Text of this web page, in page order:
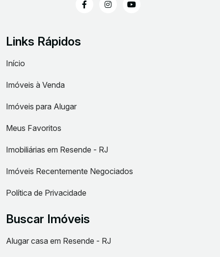
Links Rápidos
Início
Imóveis à Venda
Imóveis para Alugar
Meus Favoritos
Imobiliárias em Resende - RJ
Imóveis Recentemente Negociados
Política de Privacidade
Buscar Imóveis
Alugar casa em Resende - RJ